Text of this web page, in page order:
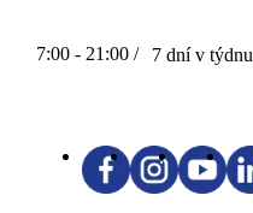
7:00 - 21:00 / 7 dní v týdnu